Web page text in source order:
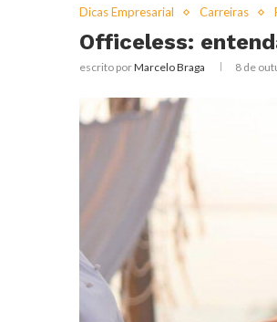
Dicas Empresarial Carreiras
Officeless:
escrito porMarcelo Braga 8 de